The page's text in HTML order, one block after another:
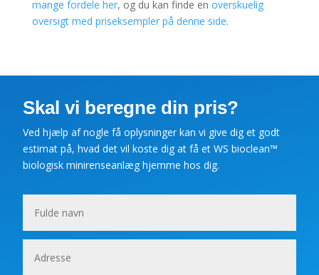
mange fordele her, og du kan finde en overskuelig
oversigt med priseksempler på denne side.
Skal vi beregne din pris?
Ved hjælp af nogle få oplysninger kan vi give dig et godt
estimat på, hvad det vil koste dig at få et WS bioclean™
biologisk minirenseanlæg hjemme hos dig.